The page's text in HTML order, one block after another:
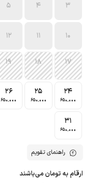
3
4
5
10
11
12
17
18
19
24
650٬000
25
650٬000
26
650٬000
31
650٬000
راهنمای تقویم
ارقام به تومان می‌باشند